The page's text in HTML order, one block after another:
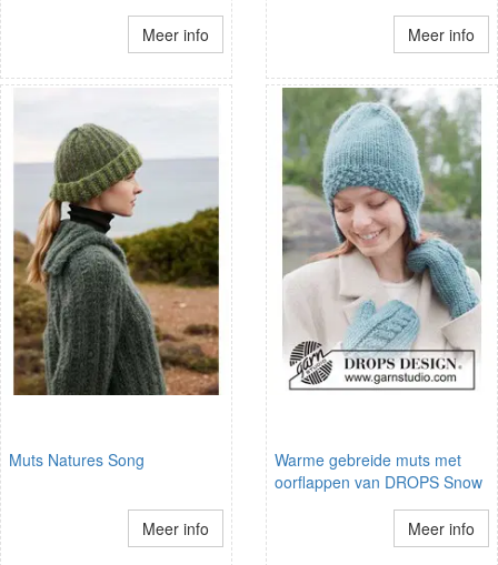
Meer info Meer info
Muts Natures Song
Meer info
Warme gebreide muts met
oorflappen van DROPS Snow
Meer info